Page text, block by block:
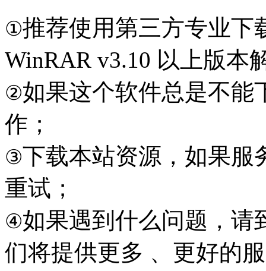
①推荐使用第三方专业下
WinRAR v3.10 以上版本
②如果这个软件总是不能
作；
③下载本站资源，如果服
重试；
④如果遇到什么问题，请
们将提供更多 、更好的